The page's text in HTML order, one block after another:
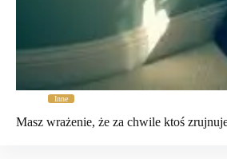
Inne
Masz wrażenie, że za chwile ktoś